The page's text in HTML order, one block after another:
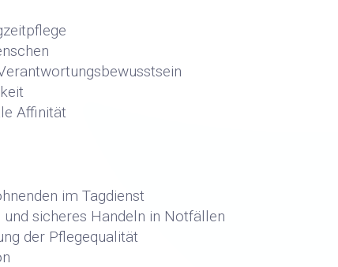
Affinität
im Tagdienst
sicheres Handeln in Notfällen
der Pflegequalität